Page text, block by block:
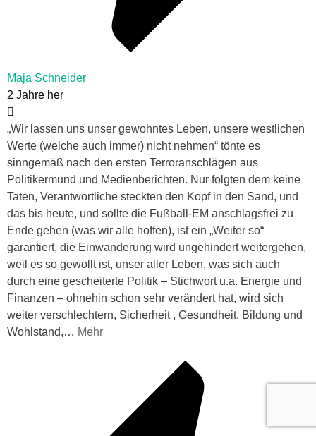
Maja Schneider
2 Jahre her
„Wir lassen uns unser gewohntes Leben, unsere westlichen
Werte (welche auch immer) nicht nehmen“ tönte es
sinngemäß nach den ersten Terroranschlägen aus
Politikermund und Medienberichten. Nur folgten dem keine
Taten, Verantwortliche steckten den Kopf in den Sand, und
das bis heute, und sollte die Fußball-EM anschlagsfrei zu
Ende gehen (was wir alle hoffen), ist ein „Weiter so“
garantiert, die Einwanderung wird ungehindert weitergehen,
weil es so gewollt ist, unser aller Leben, was sich auch
durch eine gescheiterte Politik – Stichwort u.a. Energie und
Finanzen – ohnehin schon sehr verändert hat, wird sich
weiter verschlechtern, Sicherheit , Gesundheit, Bildung und
Wohlstand,… Mehr